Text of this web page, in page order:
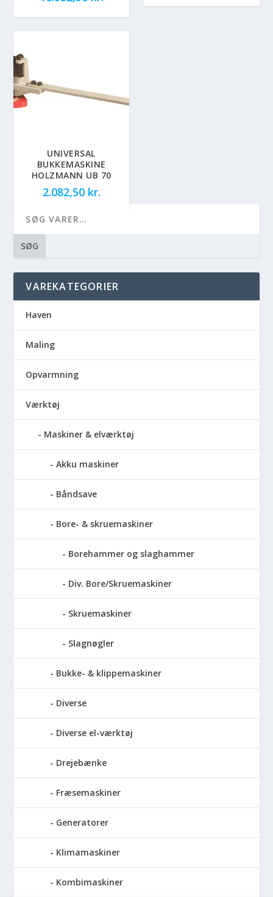
UNIVERSAL
BUKKEMASKINE
HOLZMANN UB 70
2.082,50 kr.
SØG
VAREKATEGORIER
Haven
Maling
Opvarmning
Værktøj
Maskiner & elværktøj
Akku maskiner
Båndsave
Bore- & skruemaskiner
Borehammer og slaghammer
Div. Bore/Skruemaskiner
Skruemaskiner
Slagnøgler
Bukke- & klippemaskiner
Diverse
Diverse el-værktøj
Drejebænke
Fræsemaskiner
Generatorer
Klimamaskiner
Kombimaskiner